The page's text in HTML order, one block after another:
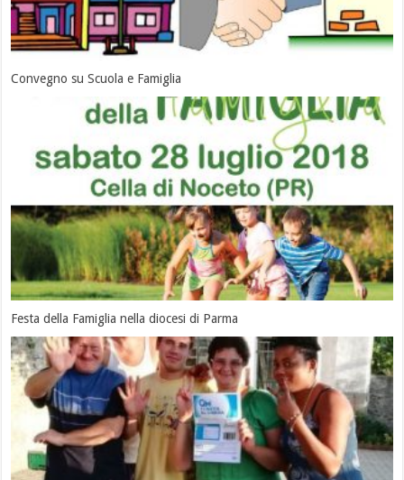
Convegno su Scuola e Famiglia
Festa della Famiglia nella diocesi di Parma